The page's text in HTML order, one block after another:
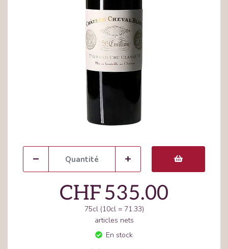
CHF535.00
75cl (10cl = 71.33)
articles nets
En stock